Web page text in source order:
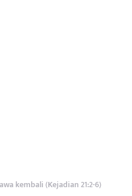
kembali (Kejadian 21:2-6)